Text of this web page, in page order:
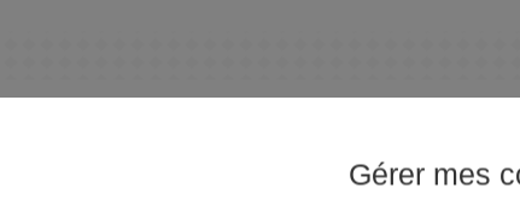
réussir ses entretiens
Gérer mes